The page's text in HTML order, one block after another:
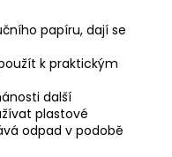
papíru, dají se
k praktickým
další
plastové
odpad v podobě